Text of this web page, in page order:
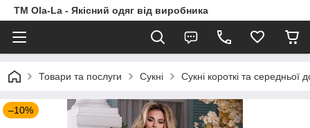
TM Ola-La - Якісний одяг від виробника
Товари та послуги Сукні Сукні короткі та середньої
–10%